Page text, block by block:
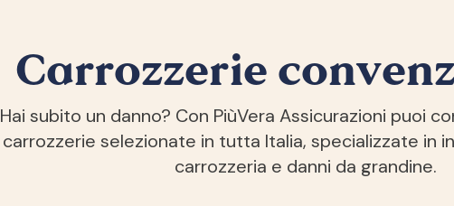
Carrozzerie
Hai subito un danno? Con PiùVera Assicurazioni puoi
carrozzerie selezionate in tutta Italia, specializzate in
carrozzeria e danni da grandine.